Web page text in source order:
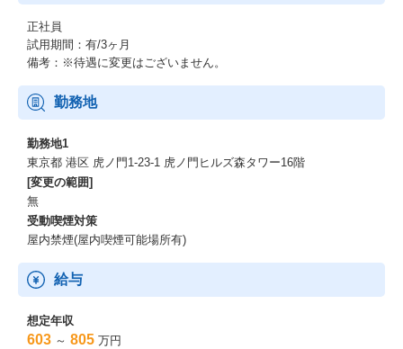
正社員
試用期間：有/3ヶ月
備考：※待遇に変更はございません。
勤務地
勤務地1
東京都 港区 虎ノ門1-23-1 虎ノ門ヒルズ森タワー16階
[変更の範囲]
無
受動喫煙対策
屋内禁煙(屋内喫煙可能場所有)
給与
想定年収
603 ～ 805 万円